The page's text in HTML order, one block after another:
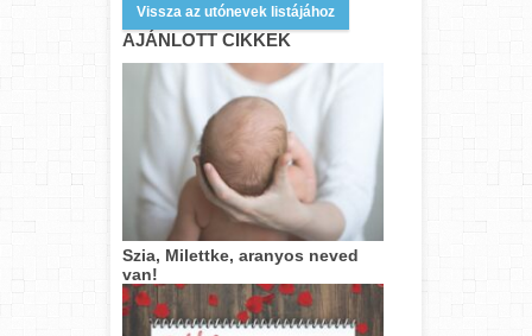
Vissza az utónevek listájához
AJÁNLOTT CIKKEK
Szia, Milettke, aranyos neved
van!